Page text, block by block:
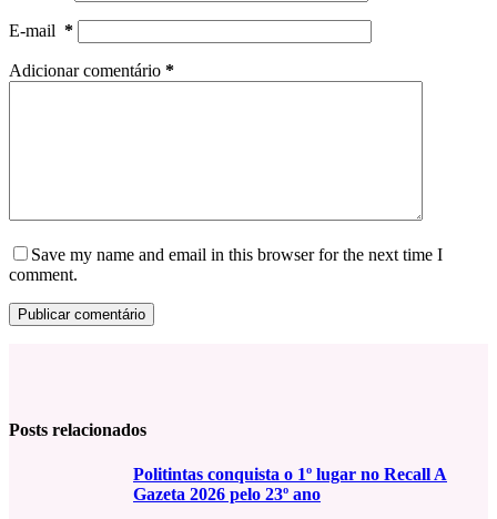
E-mail *
Adicionar comentário *
Save my name and email in this browser for the next time I
comment.
Publicar comentário
Posts relacionados
Politintas conquista o 1º lugar no Recall A
Gazeta 2026 pelo 23º ano